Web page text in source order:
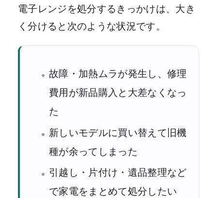
電子レンジを処分するきっかけは、大き
く分けると次のような状況です。
故障・加熱ムラが発生し、修理
費用が新品購入と大差なくなっ
た
新しいモデルに買い替えて旧機
種が余ってしまった
引越し・片付け・遺品整理など
で家電をまとめて処分したい